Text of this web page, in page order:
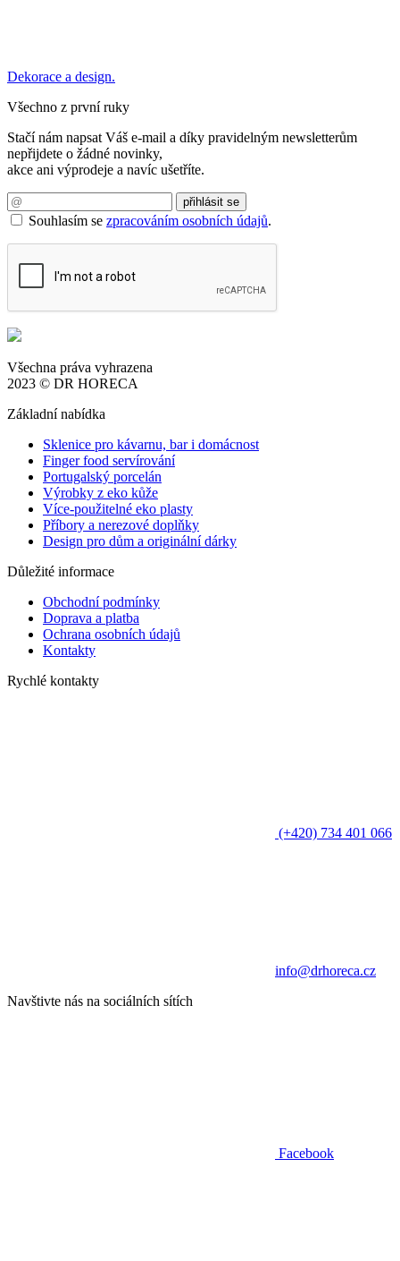
Dekorace a design.
Všechno z první ruky
Stačí nám napsat Váš e-mail a díky pravidelným newsletterům
nepřijdete o žádné novinky,
akce ani výprodeje a navíc ušetříte.
Souhlasím se zpracováním osobních údajů.
Všechna práva vyhrazena
2023 © DR HORECA
Základní nabídka
Sklenice pro kávarnu, bar i domácnost
Finger food servírování
Portugalský porcelán
Výrobky z eko kůže
Více-použitelné eko plasty
Příbory a nerezové doplňky
Design pro dům a originální dárky
Důležité informace
Obchodní podmínky
Doprava a platba
Ochrana osobních údajů
Kontakty
Rychlé kontakty
(+420) 734 401 066
info@drhoreca.cz
Navštivte nás na sociálních sítích
Facebook